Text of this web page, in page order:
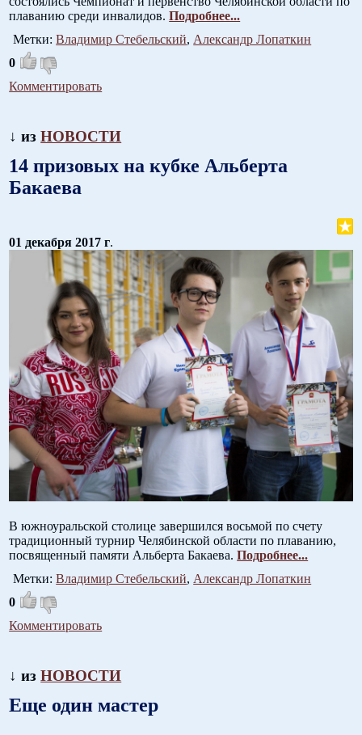
плаванию среди инвалидов.Подробнее...
Метки:Владимир Стебельский, Александр Лопаткин
0
Комментировать
↓ изНОВОСТИ
14 призовых на кубке Альберта
Бакаева
01 декабря 2017 г.
В южноуральской столице завершился восьмой по счету
традиционный турнир Челябинской области по плаванию,
посвященный памяти Альберта Бакаева.Подробнее...
Метки:Владимир Стебельский, Александр Лопаткин
0
Комментировать
↓ изНОВОСТИ
Еще один мастер